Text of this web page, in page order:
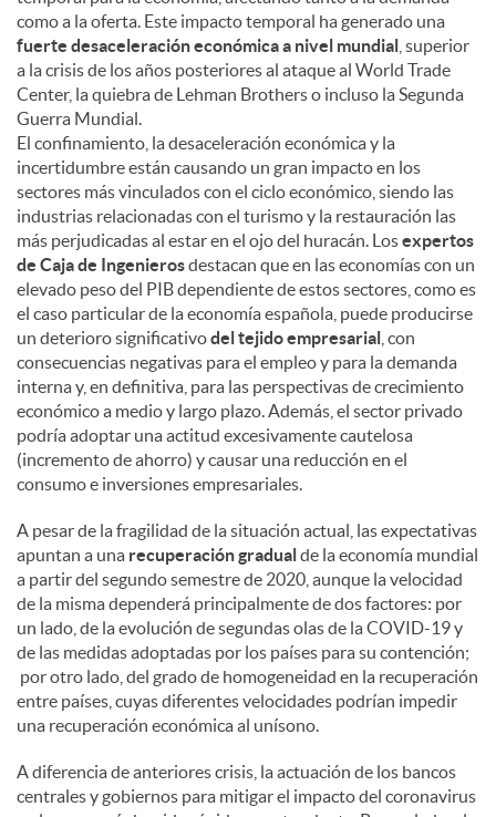
como a la oferta. Este impacto temporal ha generado una
fuerte desaceleración económica a nivel mundial , superior
a la crisis de los años posteriores al ataque al World Trade
Center, la quiebra de Lehman Brothers o incluso la Segunda
Guerra Mundial.
El confinamiento, la desaceleración económica y la
incertidumbre están causando un gran impacto en los
sectores más vinculados con el ciclo económico, siendo las
industrias relacionadas con el turismo y la restauración las
más perjudicadas al estar en el ojo del huracán. Losexpertos
de Caja de Ingenierosdestacan que en las economías con un
elevado peso del PIB dependiente de estos sectores, como es
el caso particular de la economía española, puede producirse
un deterioro significativodel tejido empresarial , con
consecuencias negativas para el empleo y para la demanda
interna y, en definitiva, para las perspectivas de crecimiento
económico a medio y largo plazo. Además, el sector privado
podría adoptar una actitud excesivamente cautelosa
(incremento de ahorro) y causar una reducción en el
consumo e inversiones empresariales.
A pesar de la fragilidad de la situación actual, las expectativas
apuntan a una recuperación gradualde la economía mundial
a partir del segundo semestre de 2020, aunque la velocidad
de la misma dependerá principalmente de dos factores: por
un lado, de la evolución de segundas olas de la COVID-19 y
de las medidas adoptadas por los países para su contención;
por otro lado, del grado de homogeneidad en la recuperación
entre países, cuyas diferentes velocidades podrían impedir
una recuperación económica al unísono.
A diferencia de anteriores crisis, la actuación de los bancos
centrales y gobiernos para mitigar el impacto del coronavirus